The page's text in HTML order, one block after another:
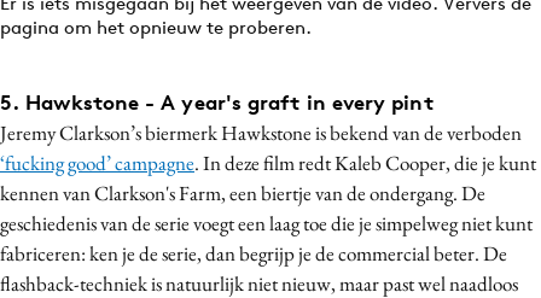
pagina om het opnieuw te proberen.
5. Hawkstone - A year's graft in every pint
Jeremy Clarkson’s biermerk Hawkstone is bekend van de verboden
‘fucking good’ campagne. In deze film redt Kaleb Cooper, die je kunt
kennen van Clarkson's Farm, een biertje van de ondergang. De
geschiedenis van de serie voegt een laag toe die je simpelweg niet kunt
fabriceren: ken je de serie, dan begrijp je de commercial beter. De
flashback-techniek is natuurlijk niet nieuw, maar past wel naadloos